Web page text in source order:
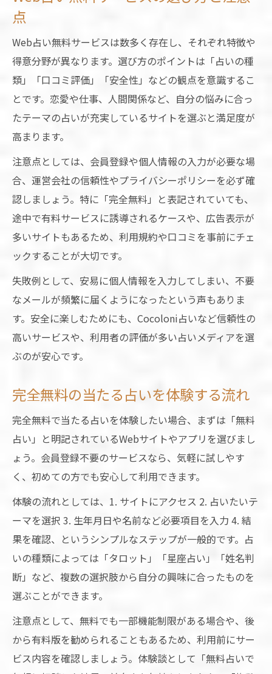
点
Web占い無料サービスは数多く存在し、それぞれ特徴や
得意分野が異なります。選び方のポイントは「占いの種
類」「口コミ評価」「安全性」などの観点を意識するこ
とです。恋愛や仕事、人間関係など、自分の悩みに合っ
たテーマの占いが充実しているサイトを選ぶと満足度が
高まります。
注意点としては、会員登録や個人情報の入力が必要な場
合、運営会社の信頼性やプライバシーポリシーを必ず確
認しましょう。特に「完全無料」と表記されていても、
途中で有料サービスに誘導されるケースや、広告表示が
多いサイトもあるため、利用規約や口コミを事前にチェ
ックすることが大切です。
失敗例として、安易に個人情報を入力してしまい、不要
なメールが頻繁に届くようになったという声もありま
す。安全に楽しむためにも、Cocoloni占いなど信頼性の
高いサービスや、利用者の評価が多い占いメディアを選
ぶのが安心です。
完全無料の当たる占いを体験する流れ
完全無料で当たる占いを体験したい場合、まずは「無料
占い」と明記されているWebサイトやアプリを選びまし
ょう。会員登録不要のサービスなら、気軽に試しやす
く、初めての方でも安心して利用できます。
体験の流れとしては、1. サイトにアクセス 2. 占いたいテ
ーマを選択 3. 生年月日や名前など必要項目を入力 4. 結
果を確認、というシンプルなステップが一般的です。占
いの種類によっては「タロット」「星座占い」「姓名判
断」など、複数の選択肢から自分の興味に合ったものを
選ぶことができます。
注意点として、無料でも一部機能制限がある場合や、後
から有料版を勧められることもあるため、利用前にサー
ビス内容を確認しましょう。体験談として「無料占いで